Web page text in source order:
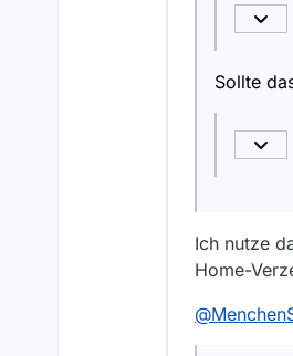
Sollte
Ich nutze
Home-
@